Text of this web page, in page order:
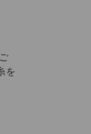
を